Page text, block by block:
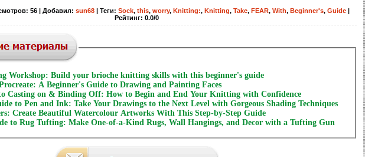
: 56 Добавил: sun68 Теги: Sock, this, worry, Knitting:, Knitting, Take, FEAR, With, Beginner's, Guide
Рейтинг: 0.0/0
Workshop: Build your brioche knitting skills with this beginner's guide
A Beginner's Guide to Drawing and Painting Faces
Casting on & Binding Off: How to Begin and End Your Knitting with Confidence
to Pen and Ink: Take Your Drawings to the Next Level with Gorgeous Shading Techniques
Create Beautiful Watercolour Artworks With This Step-by-Step Guide
to Rug Tufting: Make One-of-a-Kind Rugs, Wall Hangings, and Decor with a Tufting Gun